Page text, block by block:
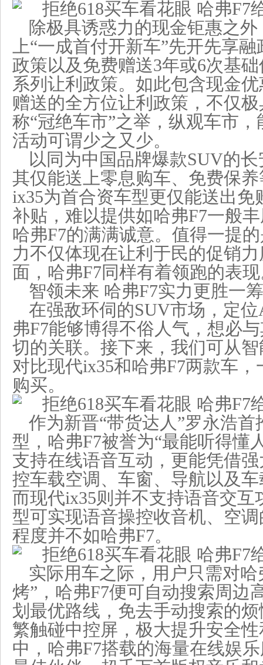
除极具诱惑力的现金钜惠之
上“一成首付开新车”先开先享
政策以及免费赠送3年或6次基
系列让利政策。如此包含现金
赠送的全方位让利政策，不仅
称“冠绝车市”之举，纵观车市
活动可谓少之又少。
以同为中国品牌爆款SUV的长
其仅能送上零息购车、免费保
ix35为首合资车型更仅能送出免
补贴，难以提供如哈弗F7一般
哈弗F7的满满诚意。值得一提
力不仅体现在让利于民的促销
面，哈弗F7同样有着领跑的表
智领未来 哈弗F7实力更胜一筹
在强敌环伺的SUV市场，定
弗F7能够博得不俗人气，想必
切的关联。接下来，我们可从
对比现代ix35和哈弗F7两款车
购买。
作为新晋“带货达人”罗永浩
型，哈弗F7被誉为“最能听得懂
支持在线语音互动，更能凭借
控车载空调、车窗、导航以及
而现代ix35则并不支持语音交互
型可实现语音操控收音机、空
程度并不如哈弗F7。
实际用车之际，用户只需对哈
烤”，哈弗F7便可自动搜索周边
划最优路线，免去手动搜索的
繁触碰中控屏，极大提升安全
中，哈弗F7搭载的海量在线娱